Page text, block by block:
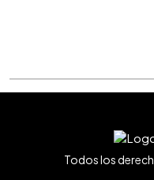
Todos los